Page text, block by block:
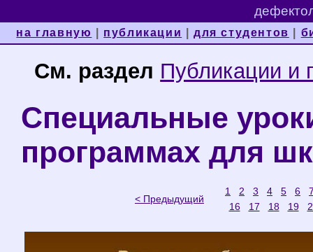
на главную публикации |для студентов
См. раздел Публикации и
Специальные
программах для
< Предыдущий
1 2 3 4 5 6
16
17 18 19